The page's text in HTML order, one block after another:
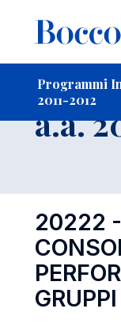
Programmi
2011-2012
-
a.a.
20222
GRUPPI